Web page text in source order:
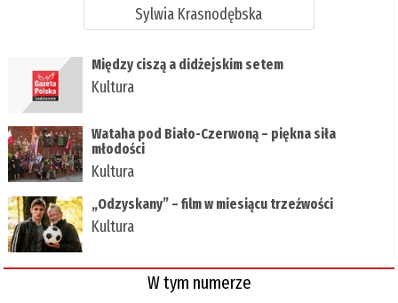
Sylwia Krasnodębska
Między ciszą a didżejskim setem
Kultura
Wataha pod Biało-Czerwoną – piękna siła
młodości
Kultura
„Odzyskany” – film w miesiącu trzeźwości
Kultura
W tym numerze